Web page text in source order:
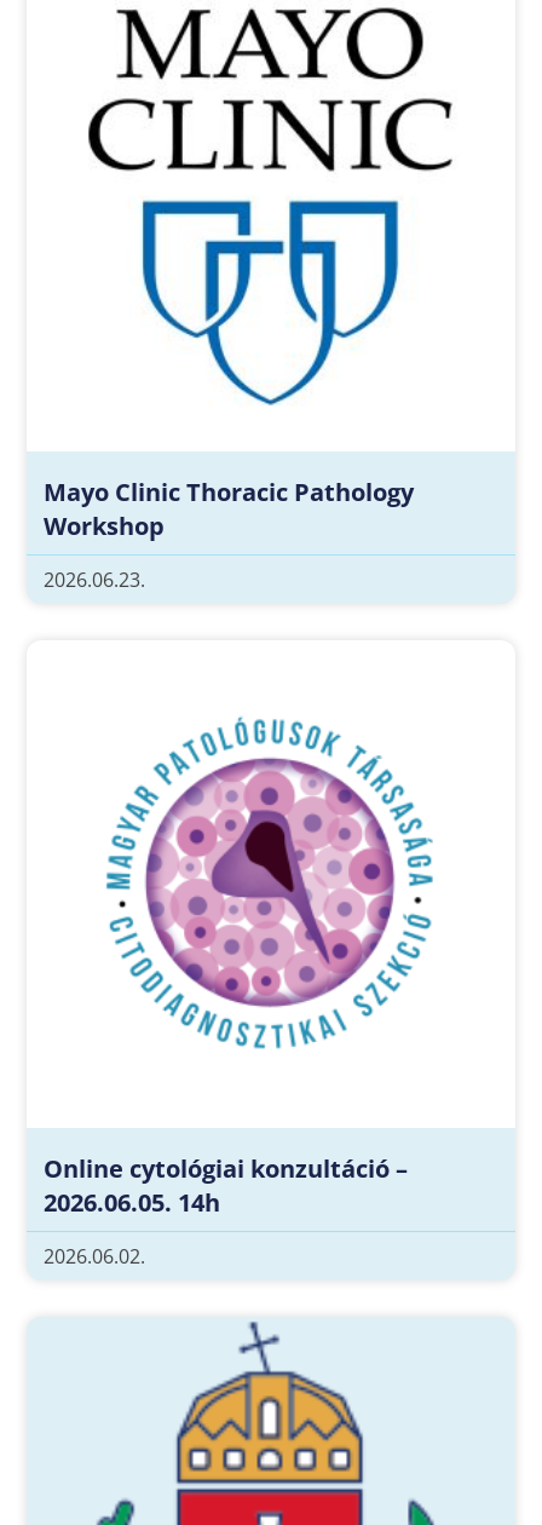
Mayo Clinic Thoracic Pathology
Workshop
2026.06.23.
Online cytológiai konzultáció –
2026.06.05. 14h
2026.06.02.